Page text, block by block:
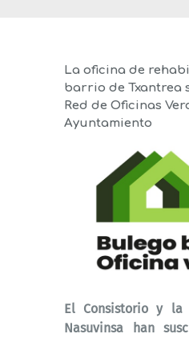
La oficina de
barrio de Txantrea
Red de Oficinas
Ayuntamiento
El Consistorio y la
Nasuvinsa han